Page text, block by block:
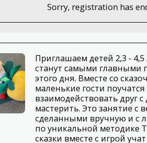
Sorry, registration has
Приглашаем детей 2,3 - 4,5
станут самыми главными
этого дня. Вместе со
маленькие гости
взаимодействовать друг с
мастерить. Это занятие с
сделанными вручную и с
по уникальной методике
сказки вместе с игрой